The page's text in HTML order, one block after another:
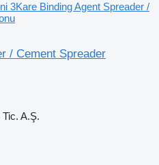
3Kare Binding Agent Spreader /
/ Cement Spreader
A.Ş.